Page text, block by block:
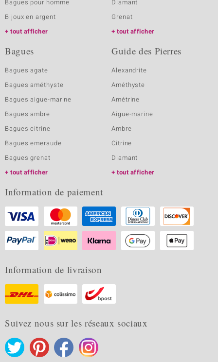
Bagues pour homme
Bijoux en argent
tout afficher
Diamant
Grenat
tout afficher
Bagues
Bagues agate
Bagues améthyste
Bagues aigue-marine
Bagues ambre
Bagues citrine
Bagues emeraude
Bagues grenat
tout afficher
Guide des Pierres
Alexandrite
Améthyste
Amétrine
Aigue-marine
Ambre
Citrine
Diamant
tout afficher
Information de paiement
Information de livraison
Suivez nous sur les réseaux sociaux